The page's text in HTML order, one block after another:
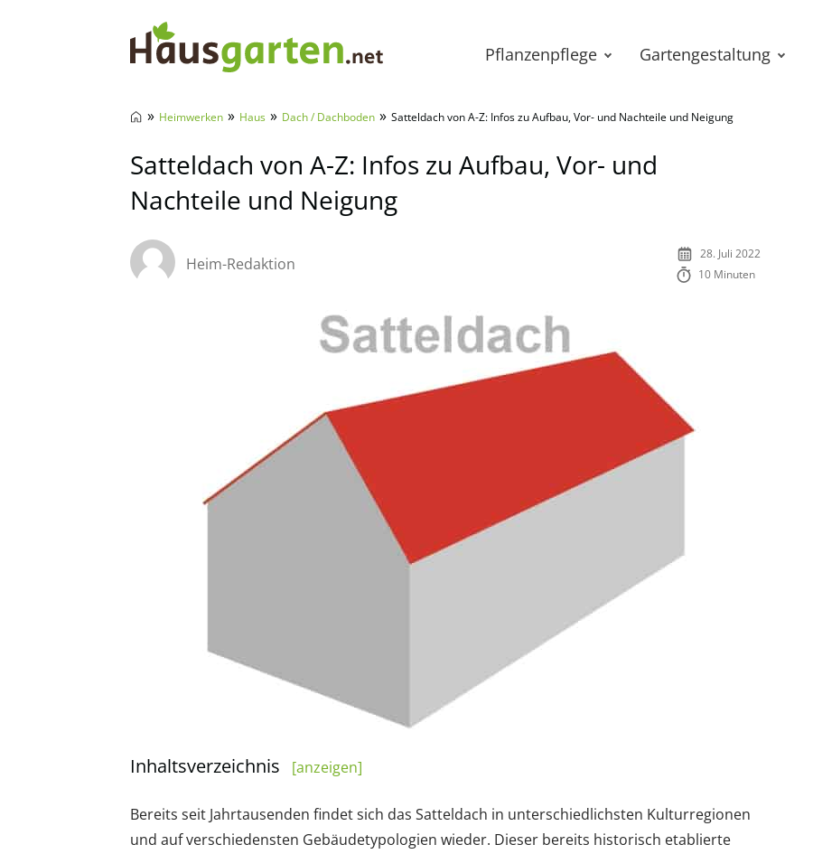
Pflanzenpflege Gartengestaltung
» Heimwerken » Haus » Dach / Dachboden » Satteldach von A-Z: Infos zu Aufbau, Vor- und Nachteile und Neigung
Satteldach von A-Z: Infos zu Aufbau, Vor- und
Nachteile und Neigung
Heim-Redaktion
28. Juli 2022
10 Minuten
Inhaltsverzeichnis [anzeigen]
Bereits seit Jahrtausenden findet sich das Satteldach in unterschiedlichsten Kulturregionen
und auf verschiedensten Gebäudetypologien wieder. Dieser bereits historisch etablierte